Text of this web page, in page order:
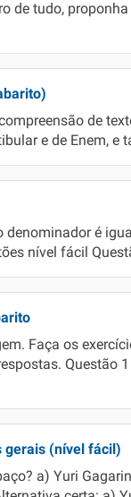
de tudo,
de
e de Enem, e
é
nível fácil
Faça os
Questão
gerais (nível fácil)
a) Yuri